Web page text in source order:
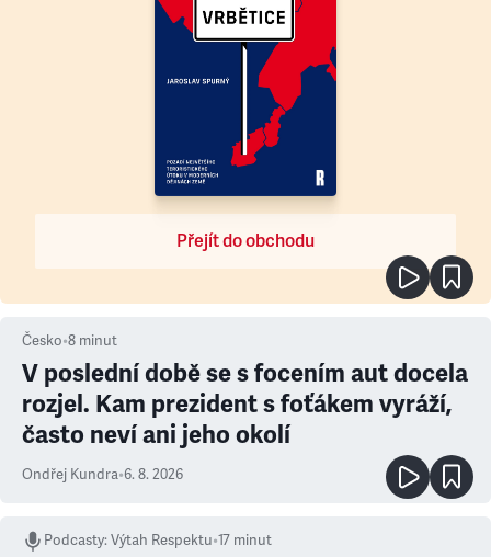
Přejít do obchodu
Česko•8 minut
V poslední době se s focením aut docela
rozjel. Kam prezident s foťákem vyráží,
často neví ani jeho okolí
Ondřej Kundra•6. 8. 2026
Podcasty:Výtah Respektu•17 minut